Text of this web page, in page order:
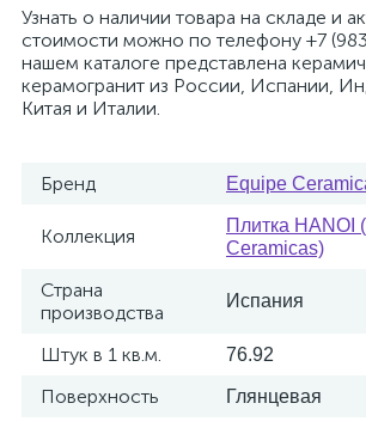
Узнать о наличии товара на складе и
стоимости можно по телефону +7
нашем каталоге представлена
керамогранит из России, Испании,
Китая и Италии.
Бренд Equipe
Коллекция
Плитка HANOI
Ceramicas)
Страна
производства
Испания
Штук в 1 кв.м. 76.92
Поверхность Глянцевая